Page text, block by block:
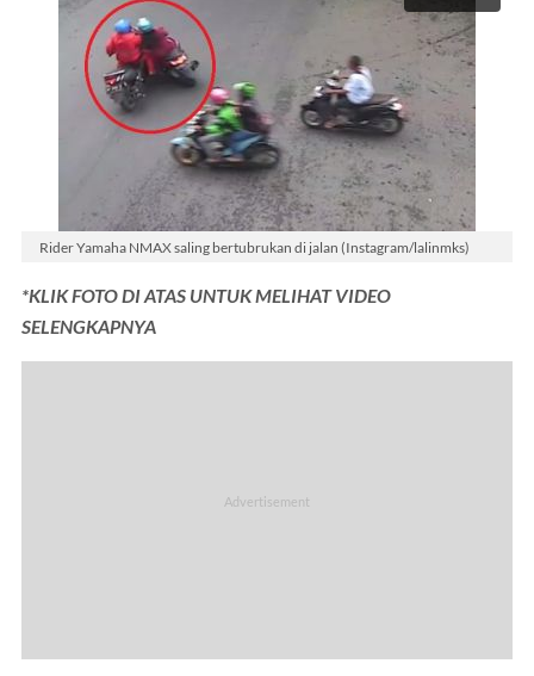
Rider Yamaha NMAX saling bertubrukan di jalan (Instagram/lalinmks)
*KLIK FOTO DI ATAS UNTUK MELIHAT VIDEO
SELENGKAPNYA